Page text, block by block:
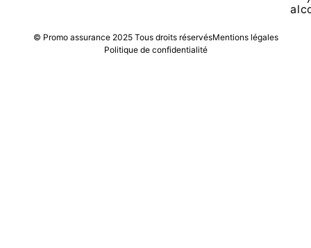
© Promo assurance 2025 Tous droits réservésMentions légales
Politique de confidentialité